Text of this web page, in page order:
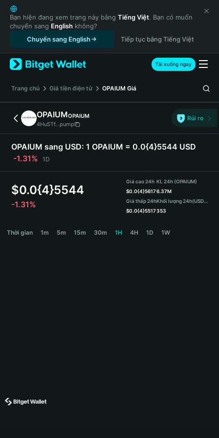
English
日本語
Tiếng Việt
Русский
Español (Latinoamérica)
Türkçe
Français
Deutsch
简体中文
繁體中文
Português (Portugal)
Bahasa Indonesia
ภาษาไทย
हिन्दी
Español
Português (Brasil)
Bạn hiện đang xem trang này bằng Tiếng Việt. Bạn có muốn
chuyển sang English không?
Chuyển sang English
Tiếp tục bằng Tiếng Việt
Tải xuống ngay
‌Trang chủ Giá tiền điện tử OPAIUM Giá
OPAIUMOPAIUM
4HuSTf...pump
Rủi ro
OPAIUM sang USD: 1 OPAIUM = 0.0{4}5544 USD
-1.31%
1D
$0.0{4}5544
-1.31%
Giá cao 24h
$0.0{4}5617
Giá thấp 24h
$0.0{4}5517
KL 24h (OPAIUM)
6.37M
Khối lượng 24h(USDT)
353
Thời gian 1m 5m 15m 30m 1H 4H 1D 1W